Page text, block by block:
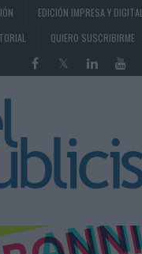
EDICIÓN IMPRESA Y DIGITAL
QUIERO SUSCRIBIRME